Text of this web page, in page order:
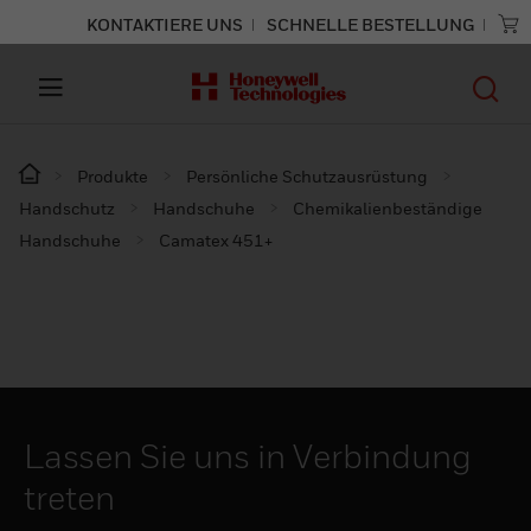
KONTAKTIERE UNS SCHNELLE BESTELLUNG
Produkte
Persönliche Schutzausrüstung
Handschutz
Handschuhe
Chemikalienbeständige
Handschuhe
Camatex 451+
Lassen Sie uns in Verbindung
treten